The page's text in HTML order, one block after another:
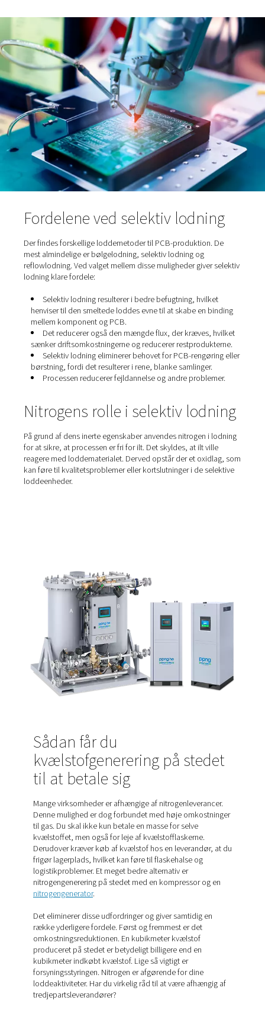
Forvarmning: Derefter hæves temperaturen i
indtil der er tilstrækkelig varme til at aktivere fluxen.
sikrer effektiv fyldning af mellemrum med
Lodning: Endelig er der selve loddeprocessen. En
loddepen fordeler loddematerialet på tavlen i et
er programmeret til kun at dække de punkter, der
Derefter kan lodningen af ledningerne til printpladen
påbegyndes. Loddebeholderen sænkes og flyttes til
punkt.
Fordelene ved selektiv
Der findes forskellige loddemetoder til PCB-
mest almindelige er bølgelodning, selektiv lodning og
reflowlodning. Ved valget mellem disse muligheder
sænker driftsomkostningerne og reducerer
Selektiv lodning eliminerer behovet for PCB-
børstning, fordi det resulterer i rene, blanke samlinger.
Processen reducerer fejldannelse og andre
Nitrogens rolle i selektiv
På grund af dens inerte egenskaber anvendes nitrogen
kan føre til kvalitetsproblemer eller kortslutninger i de
loddeenheder.